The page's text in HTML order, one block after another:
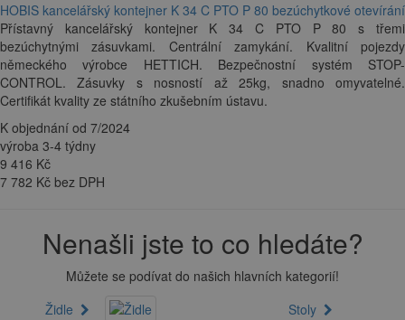
HOBIS kancelářský kontejner K 34 C PTO P 80 bezúchytkové otevírání
Přístavný kancelářský kontejner K 34 C PTO P 80 s třemi
bezúchytnými zásuvkami. Centrální zamykání. Kvalitní pojezdy
německého výrobce HETTICH. Bezpečnostní systém STOP-
CONTROL. Zásuvky s nosností až 25kg, snadno omyvatelné.
Certifikát kvality ze státního zkušebním ústavu.
K objednání od 7/2024
výroba 3-4 týdny
9 416 Kč
7 782 Kč bez DPH
Nenašli jste to co hledáte?
Můžete se podívat do našich hlavních kategorií!
Židle
Stoly